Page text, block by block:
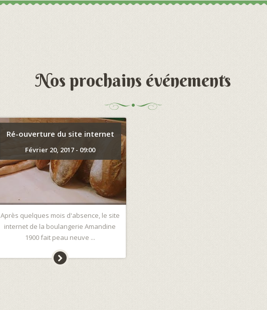
Nos prochains événements
Ré-ouverture du site internet
Février 20, 2017 - 09:00
Après quelques mois d'absence, le site
internet de la boulangerie Amandine
1900 fait peau neuve ...